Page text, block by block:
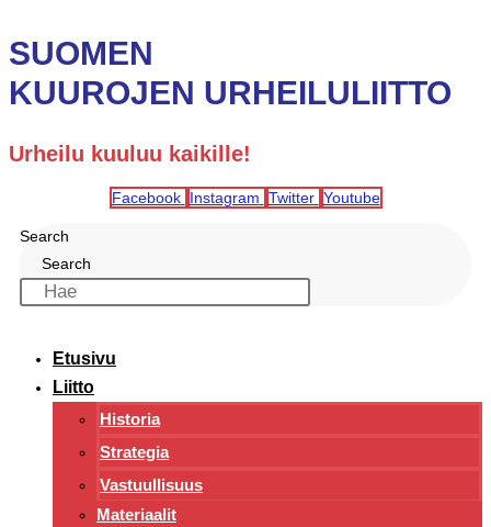
SUOMEN
KUUROJEN URHEILULIITTO
Urheilu kuuluu kaikille!
Facebook Instagram Twitter Youtube
Search
Search
Etusivu
Liitto
Historia
Strategia
Vastuullisuus
Materiaalit